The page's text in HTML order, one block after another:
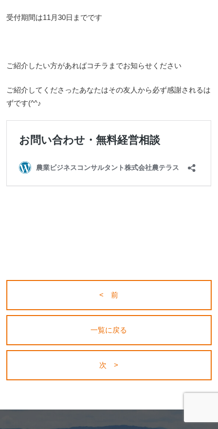
受付期間は11月30日までです
ご紹介したい方があればコチラまでお知らせください
ご紹介してくださったあなたはその友人から必ず感謝されるは
ずです(^^♪
< 前
一覧に戻る
次 >